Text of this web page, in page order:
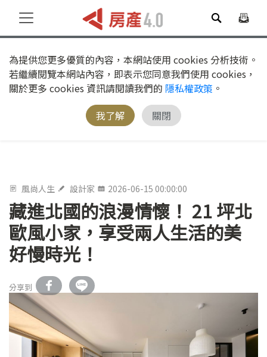
為提供您更多優質的內容，本網站使用 cookies 分析技術。
若繼續閱覽本網站內容，即表示您同意我們使用 cookies，
關於更多 cookies 資訊請閱讀我們的 隱私權政策 。
我了解
關閉
風尚人生 設計家 2026-06-15 00:00:00
藏進北國的浪漫情懷！ 21 坪北
歐風小家，享受兩人生活的美
好慢時光！
分享到